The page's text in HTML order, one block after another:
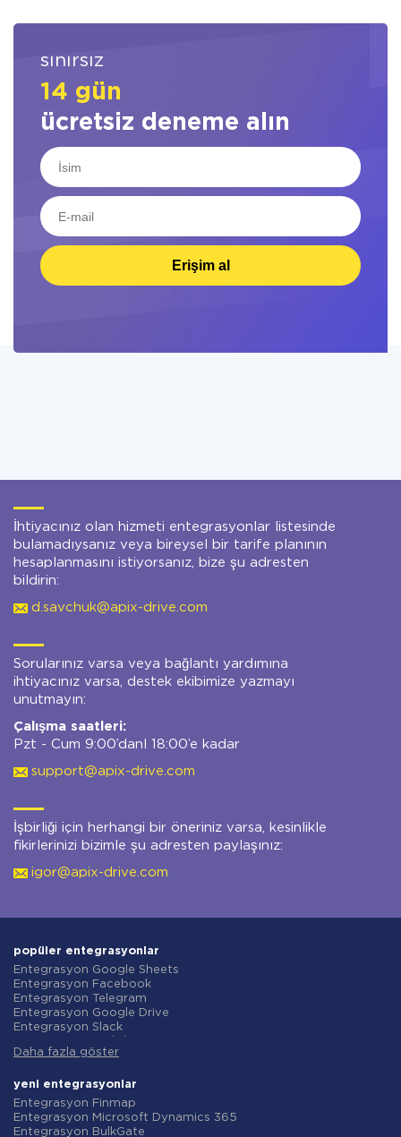
sınırsız
14 gün
ücretsiz deneme alın
Erişim al
İhtiyacınız olan hizmeti entegrasyonlar listesinde
bulamadıysanız veya bireysel bir tarife planının
hesaplanmasını istiyorsanız, bize şu adresten
bildirin:
d.savchuk@apix-drive.com
Sorularınız varsa veya bağlantı yardımına
ihtiyacınız varsa, destek ekibimize yazmayı
unutmayın:
Çalışma saatleri:
Pzt - Cum 9:00’danl 18:00’e kadar
support@apix-drive.com
İşbirliği için herhangi bir öneriniz varsa, kesinlikle
fikirlerinizi bizimle şu adresten paylaşınız:
igor@apix-drive.com
popüler entegrasyonlar
Entegrasyon Google Sheets
Entegrasyon Facebook
Entegrasyon Telegram
Entegrasyon Google Drive
Entegrasyon Slack
Entegrasyon Gmail
Entegrasyon ClickUp
Entegrasyon Airtable
Entegrasyon Google Contacts
Entegrasyon OpenAI (ChatGPT)
Daha fazla göster
yeni entegrasyonlar
Entegrasyon Finmap
Entegrasyon Microsoft Dynamics 365
Entegrasyon BulkGate